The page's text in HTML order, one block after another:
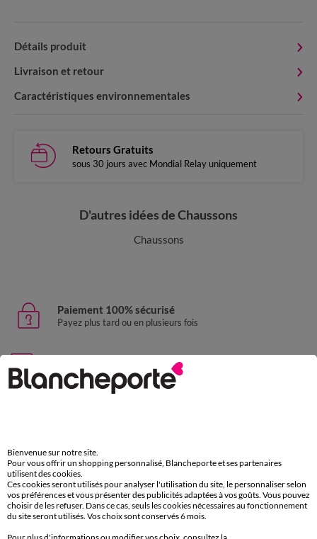
Détails produit
Livraison et retour
Caractéristiques environnementales
Retours Gratuits
sous 30 jours avec Mondial Relay uniquement
D'autres idées de Chaussons
Chaussons
Paiement 100% sécurisé
Payez plus tard ou en plusieurs fois
domicile, relais, consignes automatiques
Service clients
par chat et par téléphone
de 8h00 à 20h00 du lundi au samedi
11€ Offerts
Bienvenue sur notre site.
Pour vous offrir un shopping personnalisé, Blancheporte et ses partenaires
utilisent des cookies.
Ces cookies seront utilisés pour analyser l'utilisation du site, le personnaliser selon
vos préférences et vous présenter des publicités adaptées à vos goûts. Vous pouvez
choisir de les refuser. Dans ce cas, seuls les cookies nécessaires au fonctionnement
du site seront utilisés. Vos choix sont conservés 6 mois.
Pour plus d'informations ou modifier vos choix, consultez la